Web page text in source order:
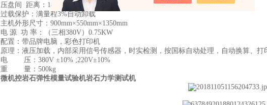
压盘间
距离：180mm
过载保护：满量程3%自动卸载
主机外形尺寸： 900mm×550mm×1350mm
电 源 功 率：（三相380V）0.75KW
配置：带品牌电脑，彩色打印机
原理：液压加载，内部采用信号传感器，时实检测，按国标自动处理，自动换算、打
电 压：380V ±10% ;220V±10%
重 量：500kg
微机控岩石弹性模量试验机岩石力学测试机